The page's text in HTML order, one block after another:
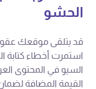
الحشو
قد يتلقى موقعك
استمرت أخطاء كتابة
السيو في المحتوى
القيمة المضافة لضمان